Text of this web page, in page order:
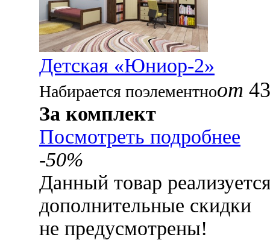
Детская «Юниор-2»
Набирается поэлементноот
За комплект
Посмотреть подробнее
-50%
Данный товар
дополнительные скидки
не предусмотрены!